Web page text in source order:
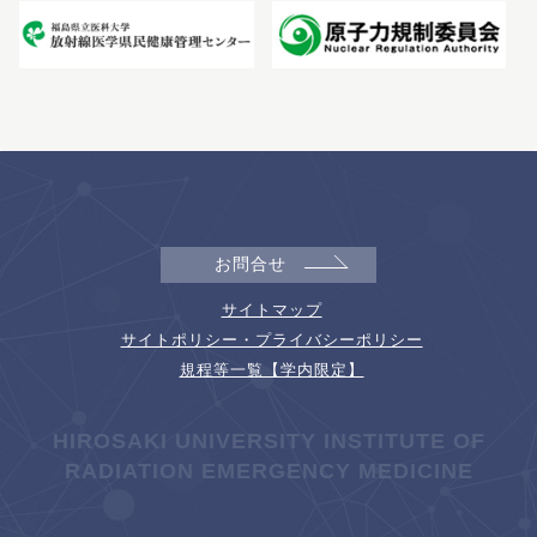
お問合せ
サイトマップ
サイトポリシー・プライバシーポリシー
規程等一覧【学内限定】
HIROSAKI UNIVERSITY INSTITUTE OF
RADIATION EMERGENCY MEDICINE